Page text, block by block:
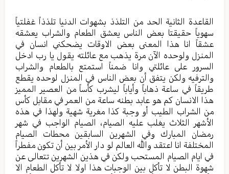
القاعدة الثانية الحد من التلذذ بشهوات الدنيا تلذذاً غفلتياً
سهوياً حقيقتا بعض الناس يعشق الطعام والشراب يعشقه
عشقاً انا هذا المعنى بعض الاوقات يضحكني انسان في
المنزل ولوحده الآن مرة يذهب مع عائلته يقول يا رب ادخل
السرور على عائلتي وانا ضمناً استمتع بالطعام والشراب
والترفيه ولكن يتفق أن بعض الناس في المنزل لوحده يقطع
طريقاً في ساعة ذهاباً وأياباً ليشرب كأساً من العصير المميز
هذا الانسان كم هو عابد بطنه ساعة من العمر في مقابل كأس
من الشراب الطيب أو وجبة كذا مغرية شهية ولهذا في هذه
الأشهر الثلاث يغلب عليه الصيام، الصيام الواجب في شهر
رمضان المبارك وفي الشهرين السابقين محطات الصيام
المختلفة انا اعتقد والله العالم لو دار الأمر بين أن تكون مفطراً
في ايام الصيام المستحب ولكن في هذين الشهرين تتعالى عن
شهوة البطن لا تأكل بين الوجبات هذا اولا لا تأكل الطعام الا